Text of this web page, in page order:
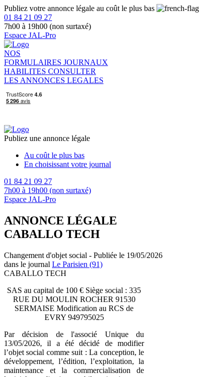
Publiez votre annonce légale au coût le plus bas
01 84 21 09 27
7h00 à 19h00 (non surtaxé)
Espace JAL-Pro
NOS
FORMULAIRES JOURNAUX
HABILITES CONSULTER
LES ANNONCES LEGALES
Publiez une annonce légale
Au coût le plus bas
En choisissant votre journal
01 84 21 09 27
7h00 à 19h00 (non surtaxé)
Espace JAL-Pro
ANNONCE LÉGALE
CABALLO TECH
Changement d'objet social - Publiée le 19/05/2026
dans le journal Le Parisien (91)
CABALLO TECH
SAS au capital de 100 € Siège social : 335
RUE DU MOULIN ROCHER 91530
SERMAISE Modification au RCS de
EVRY 949795025
Par décision de l'associé Unique du
13/05/2026, il a été décidé de modifier
l’objet social comme suit : La conception, le
développement, l’édition, l’exploitation, la
maintenance et la commercialisation de